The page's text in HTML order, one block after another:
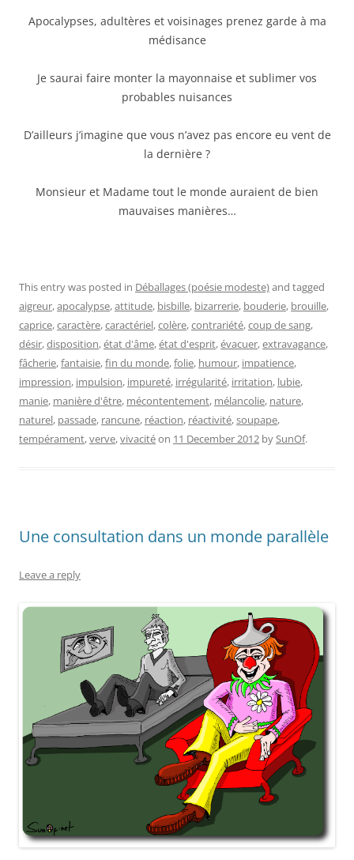
Apocalypses, adultères et voisinages prenez garde à ma
médisance
Je saurai faire monter la mayonnaise et sublimer vos
probables nuisances
D’ailleurs j’imagine que vous n’avez pas encore eu vent de
la dernière ?
Monsieur et Madame tout le monde auraient de bien
mauvaises manières…
This entry was posted in Déballages (poésie modeste)and tagged
aigreur,apocalypse,attitude, bisbille, bizarrerie, bouderie, brouille,
caprice,caractère,caractériel,colère,contrariété,coup de sang,
désir,disposition,état d'âme,état d'esprit,évacuer,extravagance,
fâcherie,fantaisie,fin du monde,folie, humour, impatience,
impression, impulsion, impureté, irrégularité, irritation, lubie,
manie, manière d'être, mécontentement, mélancolie, nature,
naturel, passade, rancune, réaction, réactivité,soupape,
tempérament,verve,vivacitéon 11 December 2012 bySunOf.
Une consultation dans un monde parallèle
Leave a reply